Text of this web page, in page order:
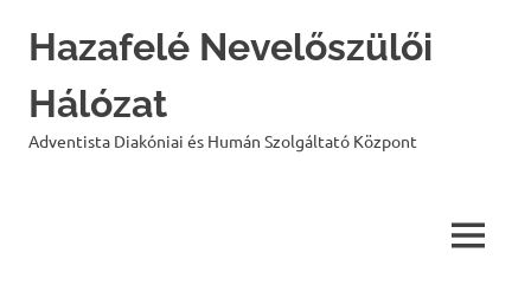
Hazafelé Nevelőszülői
Hálózat
Adventista Diakóniai és Humán Szolgáltató Központ
MENU